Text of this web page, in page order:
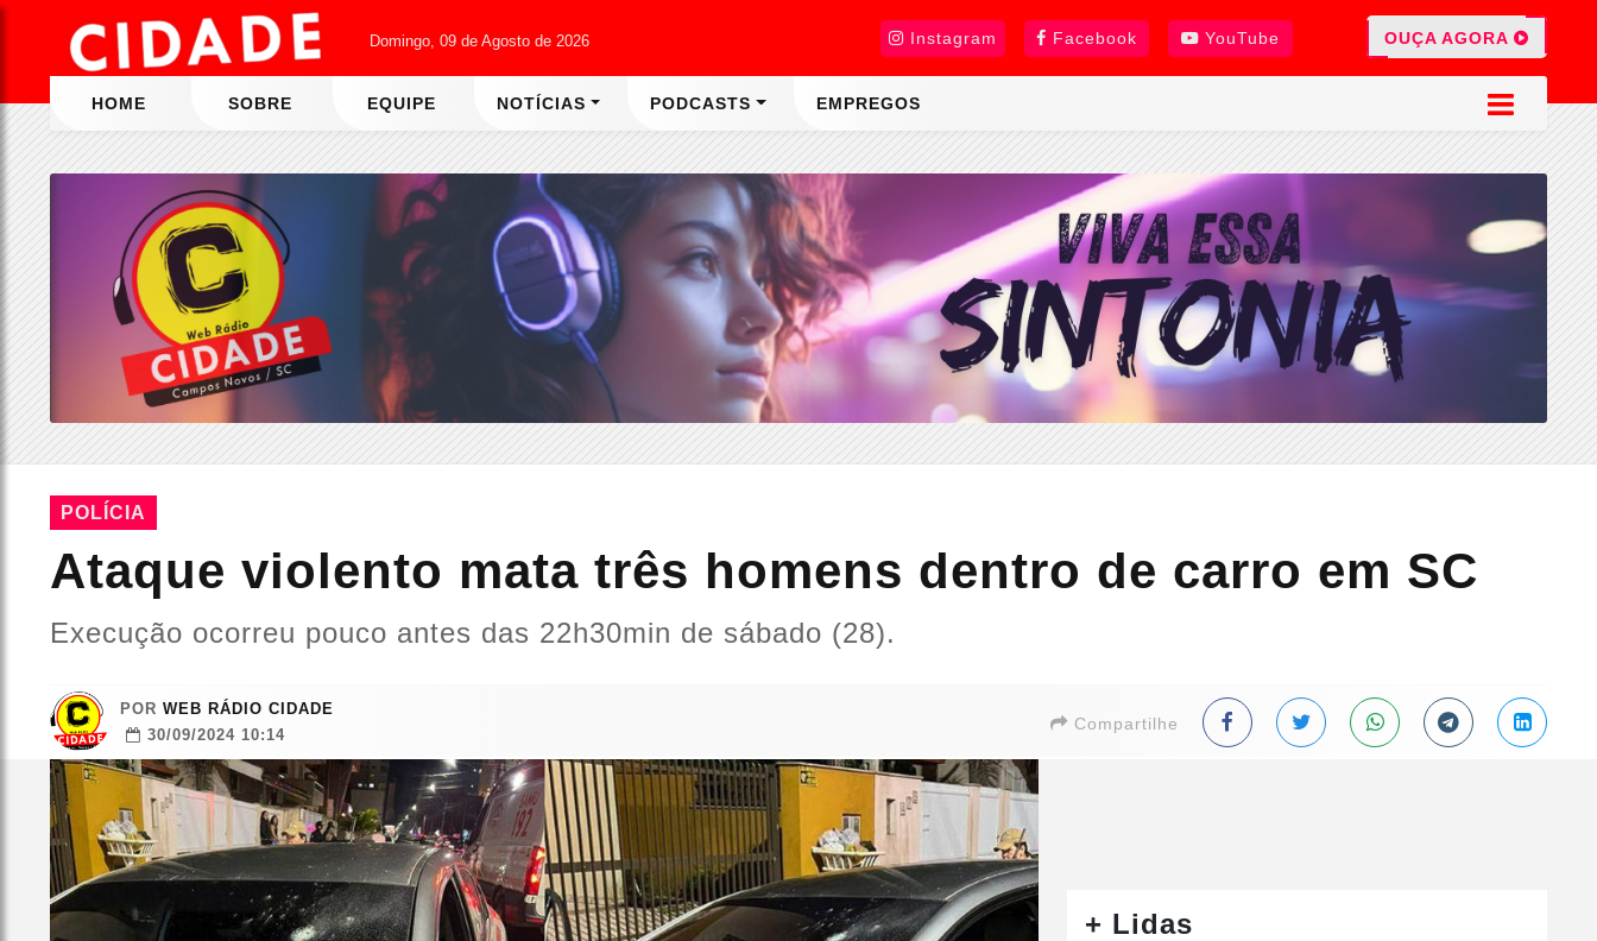
Domingo, 09 de Agosto de 2026 Instagram Facebook YouTube OUÇA AGORA
HOME SOBRE EQUIPE NOTÍCIAS PODCASTS EMPREGOS
POLÍCIA
Ataque violento mata três homens dentro de carro em SC
Execução ocorreu pouco antes das 22h30min de sábado (28).
POR WEB RÁDIO CIDADE
30/09/2024 10:14
Compartilhe
+ Lidas